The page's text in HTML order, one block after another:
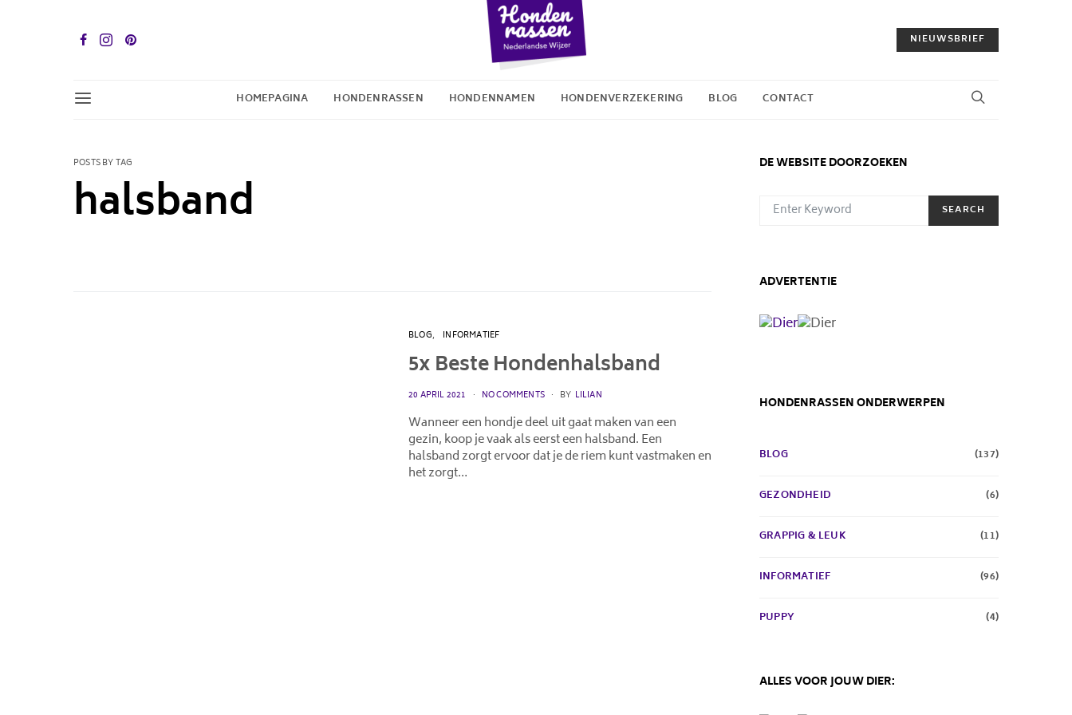
NIEUWSBRIEF
HOMEPAGINA HONDENRASSEN HONDENNAMEN HONDENVERZEKERING BLOG CONTACT
POSTS BY TAG
halsband
BLOG INFORMATIEF
5x Beste Hondenhalsband
POSTED
20 APRIL 2021 NO COMMENTS BY LILIAN
Wanneer een hondje deel uit gaat maken van een
gezin, koop je vaak als eerst een halsband. Een
halsband zorgt ervoor dat je de riem kunt vastmaken en
het zorgt…
DE WEBSITE DOORZOEKEN
SEARCH FOR:
SEARCH
ADVERTENTIE
HONDENRASSEN ONDERWERPEN
BLOG (137)
GEZONDHEID (6)
GRAPPIG & LEUK (11)
INFORMATIEF (96)
PUPPY (4)
ALLES VOOR JOUW DIER: